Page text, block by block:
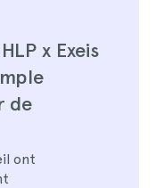
x Exeis
de
ont